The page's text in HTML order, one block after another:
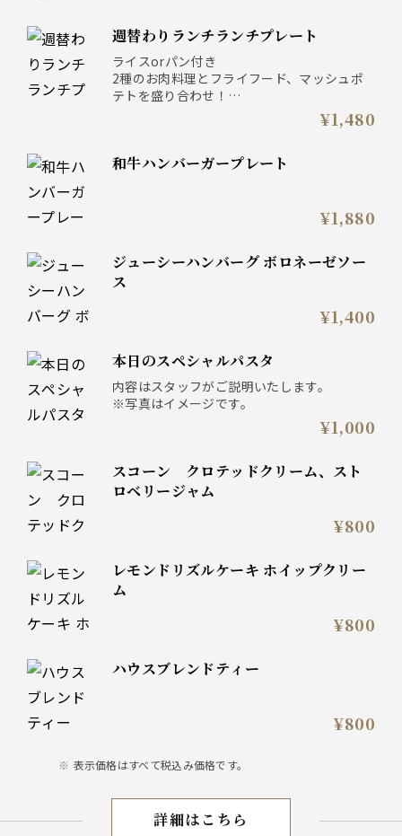
週替わりランチランチプレート
ライスorパン付き
2種のお肉料理とフライフード、マッシュポ
テトを盛り合わせ！
※内容はスタッフがご説明いたします。¥1,480
和牛ハンバーガープレート
¥1,880
ジューシーハンバーグ ボロネーゼソー
ス
¥1,400
本日のスペシャルパスタ
内容はスタッフがご説明いたします。
※写真はイメージです。
¥1,000
スコーン クロテッドクリーム、スト
ロベリージャム
¥800
レモンドリズルケーキ ホイップクリー
ム
¥800
ハウスブレンドティー
¥800
表示価格はすべて税込み価格です。
Lunch
詳細はこちら